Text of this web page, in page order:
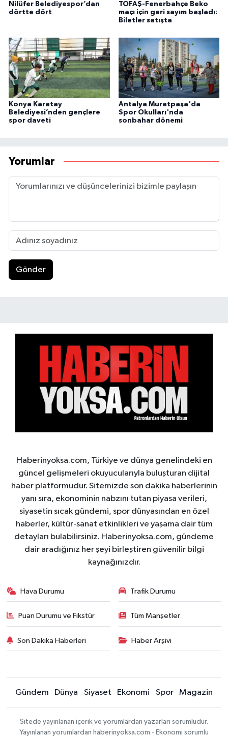
Nilüfer Belediyespor’dan
dörtte dört
TOFAŞ-Fenerbahçe Beko
maçı için geri sayım başladı:
Biletler satışta
Konya Karatay
Belediyesi’nden gençlere
spor daveti
Antalya Muratpaşa'da
Spor Okulları'nda
sonbahar dönemi
Yorumlar
Gönder
Haberinyoksa.com, Türkiye ve dünya genelindeki en
güncel gelişmeleri okuyucularıyla buluşturan dijital
haber platformudur. Sitemizde son dakika haberlerinin
yanı sıra, ekonominin nabzını tutan piyasa verileri,
siyasetin sıcak gündemi, spor dünyasından en özel
haberler, kültür-sanat etkinlikleri ve yaşama dair tüm
detayları bulabilirsiniz. Haberinyoksa.com, gündeme
dair aradığınız her şeyi birleştiren güvenilir bilgi
kaynağınızdır.
Hava Durumu Trafik Durumu
Puan Durumu ve Fikstür Tüm Manşetler
Son Dakika Haberleri Haber Arşivi
Gündem Dünya Siyaset Ekonomi Spor Magazin
Sitede yayınlanan içerik ve yorumlardan yazarları sorumludur.
Yayınlanan yorumlardan haberinyoksa.com - Ekonomi sorumlu